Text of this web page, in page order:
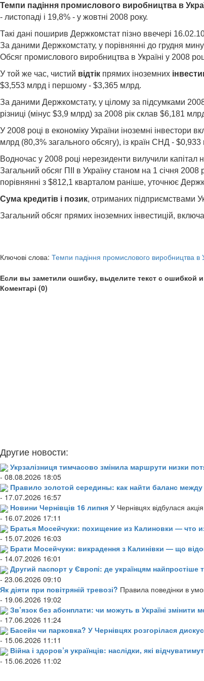
Темпи падіння промислового виробництва в
- листопаді і 19,8% - у жовтні 2008 року.
Такі дані поширив Держкомстат пізно ввечері
За даними Держкомстату, у порівнянні до грудня
Обсяг промислового виробництва в Україні у 2008
У той же час, чистий відтік прямих іноземних
$3,553 млрд і першому - $3,365 млрд.
За даними Держкомстату, у цілому за підсумками
різниці (мінус $3,9 млрд) за 2008 рік склав $6,181
У 2008 році в економіку України іноземні
млрд (80,3% загального обсягу), із країн СНД -
Водночас у 2008 році нерезиденти вилучили
Загальний обсяг ПІІ в Україну станом на 1 січня
порівнянні з $812,1 кварталом раніше, уточнює
Сума кредитів і позик, отриманих підприємствами
Загальний обсяг прямих іноземних інвестицій,
Ключові слова: Темпи падіння промислового виробництва в
Если вы заметили ошибку, выделите текст с ошибкой
Коментарі (0)
Другие новости:
Укрзалізниця тимчасово змінила маршрути низки
- 08.08.2026 18:05
Правило золотой середины: как найти баланс
- 17.07.2026 16:57
Новини Чернівців 16 липня У Чернівцях відбулася
- 16.07.2026 17:11
Братья Мосейчуки: похищение из Калиновки — что
- 15.07.2026 16:03
Брати Мосейчуки: викрадення з Калинівки — що
- 14.07.2026 16:01
Другий паспорт у Європі: де українцям
- 23.06.2026 09:10
Як діяти при повітряній тревозі? Правила поведінки в
- 19.06.2026 19:02
Зв’язок без абонплати: чи можуть в Україні
- 17.06.2026 11:24
Басейн чи парковка? У Чернівцях розгорілася
- 15.06.2026 11:11
Війна і здоров’я українців: наслідки, які
- 15.06.2026 11:02